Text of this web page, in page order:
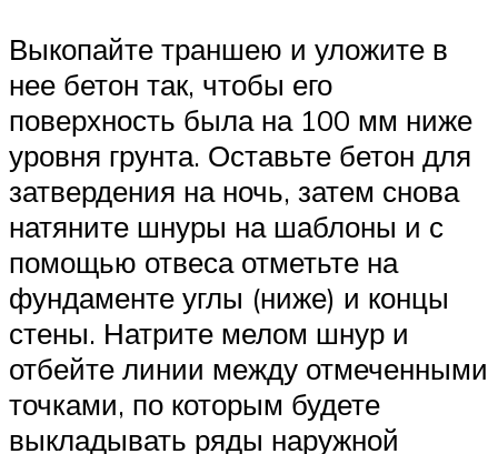
Выкопайте траншею и уложите в
нее бетон так, чтобы его
поверхность была на 100 мм ниже
уровня грунта. Оставьте бетон для
затвердения на ночь, затем снова
натяните шнуры на шаблоны и с
помощью отвеса отметьте на
фундаменте углы (ниже) и концы
стены. Натрите мелом шнур и
отбейте линии между отмеченными
точками, по которым будете
выкладывать ряды наружной